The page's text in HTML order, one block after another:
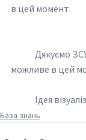
в цей момент.
можливе в цей
Ідея
База знань